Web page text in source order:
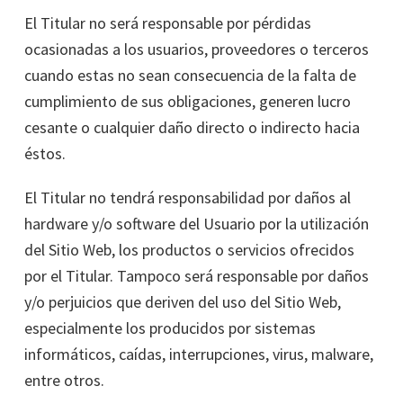
El Titular no será responsable por pérdidas
ocasionadas a los usuarios, proveedores o terceros
cuando estas no sean consecuencia de la falta de
cumplimiento de sus obligaciones, generen lucro
cesante o cualquier daño directo o indirecto hacia
éstos.
El Titular no tendrá responsabilidad por daños al
hardware y/o software del Usuario por la utilización
del Sitio Web, los productos o servicios ofrecidos
por el Titular. Tampoco será responsable por daños
y/o perjuicios que deriven del uso del Sitio Web,
especialmente los producidos por sistemas
informáticos, caídas, interrupciones, virus, malware,
entre otros.